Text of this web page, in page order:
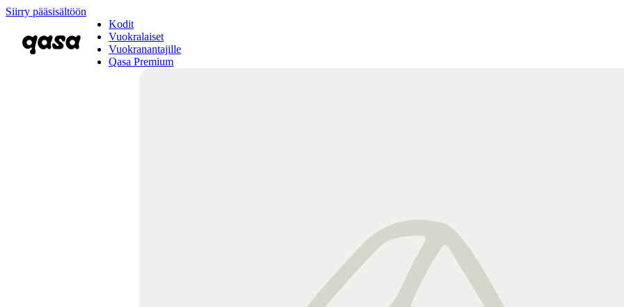
Siirry pääsisältöön
Kodit
Vuokralaiset
Vuokranantajille
Qasa Premium